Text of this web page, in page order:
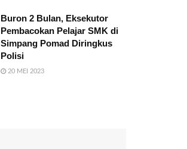
Buron 2 Bulan, Eksekutor
Pembacokan Pelajar SMK di
Simpang Pomad Diringkus
Polisi
20 MEI 2023